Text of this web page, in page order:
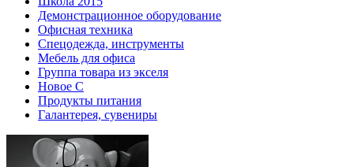
Демонстрационное оборудование
Офисная техника
Спецодежда, инструменты
Мебель для офиса
Группа товара из экселя
Новое С
Продукты питания
Галантерея, сувениры